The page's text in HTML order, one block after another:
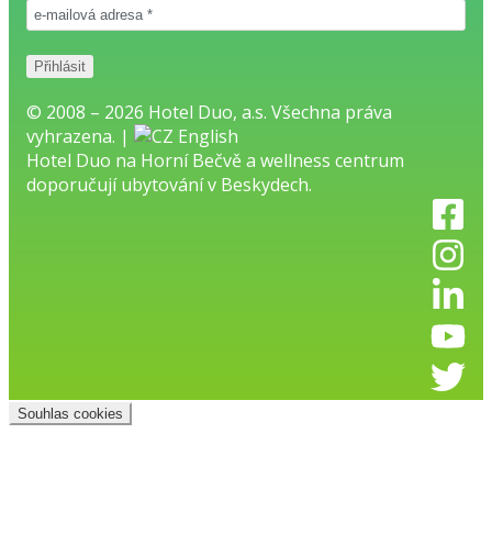
© 2008 – 2026 Hotel Duo, a.s. Všechna práva
vyhrazena. |
English
Hotel Duo na Horní Bečvěa wellness centrum
doporučujíubytování v Beskydech.
Souhlas cookies